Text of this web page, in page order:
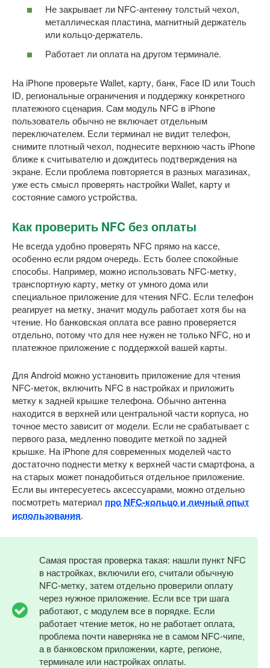
Не закрывает ли NFC-антенну толстый чехол,
металлическая пластина, магнитный держатель
или кольцо-держатель.
Работает ли оплата на другом терминале.
На iPhone проверьте Wallet, карту, банк, Face ID или Touch
ID, региональные ограничения и поддержку конкретного
платежного сценария. Сам модуль NFC в iPhone
пользователь обычно не включает отдельным
переключателем. Если терминал не видит телефон,
снимите плотный чехол, поднесите верхнюю часть iPhone
ближе к считывателю и дождитесь подтверждения на
экране. Если проблема повторяется в разных магазинах,
уже есть смысл проверять настройки Wallet, карту и
состояние самого устройства.
Как проверить NFC без оплаты
Не всегда удобно проверять NFC прямо на кассе,
особенно если рядом очередь. Есть более спокойные
способы. Например, можно использовать NFC-метку,
транспортную карту, метку от умного дома или
специальное приложение для чтения NFC. Если телефон
реагирует на метку, значит модуль работает хотя бы на
чтение. Но банковская оплата все равно проверяется
отдельно, потому что для нее нужен не только NFC, но и
платежное приложение с поддержкой вашей карты.
Для Android можно установить приложение для чтения
NFC-меток, включить NFC в настройках и приложить
метку к задней крышке телефона. Обычно антенна
находится в верхней или центральной части корпуса, но
точное место зависит от модели. Если не срабатывает с
первого раза, медленно поводите меткой по задней
крышке. На iPhone для современных моделей часто
достаточно поднести метку к верхней части смартфона, а
на старых может понадобиться отдельное приложение.
Если вы интересуетесь аксессуарами, можно отдельно
посмотреть материал про NFC-кольцо и личный опыт
использования.
Самая простая проверка такая: нашли пункт NFC
в настройках, включили его, считали обычную
NFC-метку, затем отдельно проверили оплату
через нужное приложение. Если все три шага
работают, с модулем все в порядке. Если
работает чтение меток, но не работает оплата,
проблема почти наверняка не в самом NFC-чипе,
а в банковском приложении, карте, регионе,
терминале или настройках оплаты.